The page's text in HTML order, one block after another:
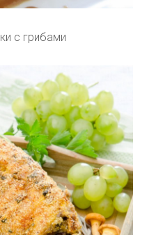
с грибами